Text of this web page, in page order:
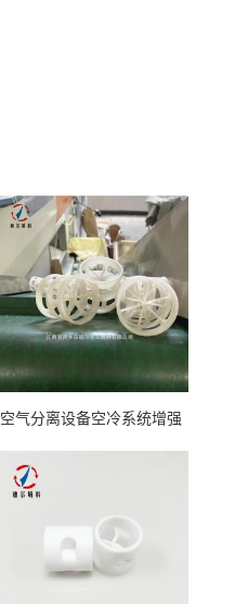
空气分离设备空冷系统增强